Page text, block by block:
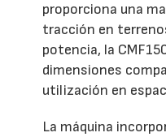
proporciona una
tracción en
potencia, la
dimensiones
utilización en
La máquina